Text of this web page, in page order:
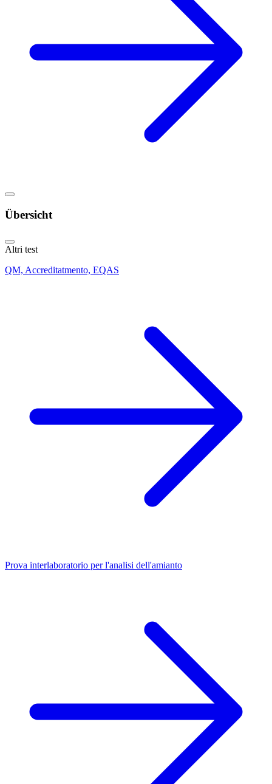
Übersicht
Altri test
QM, Accreditatmento, EQAS
Prova interlaboratorio per l'analisi dell'amianto